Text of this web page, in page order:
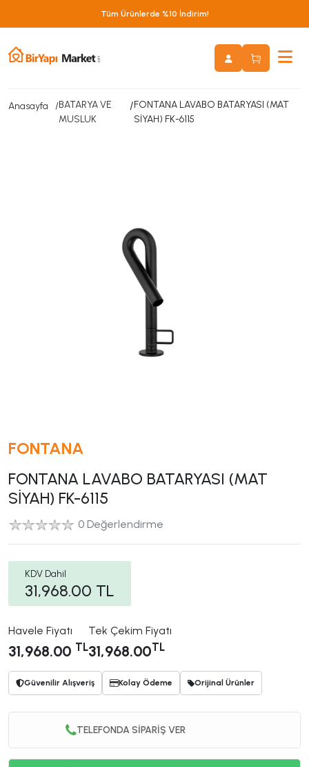
Tüm Ürünlerde %10 İndirim!
Anasayfa
BATARYA VE
MUSLUK
/FONTANA LAVABO BATARYASI (MAT
SİYAH) FK-6115
FONTANA
FONTANA LAVABO BATARYASI (MAT
SİYAH) FK-6115
0 Değerlendirme
KDV Dahil
31,968.00 TL
Havele Fiyatı
31,968.00 TL
Tek Çekim Fiyatı
31,968.00TL
Güvenilir Alışveriş Kolay Ödeme Orijinal Ürünler
TELEFONDA SİPARİŞ VER